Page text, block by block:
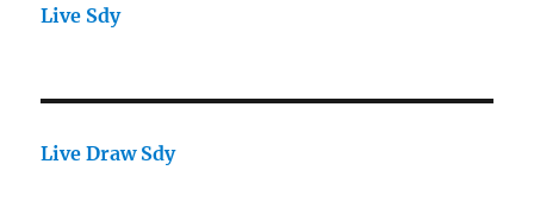
Live Sdy
Live Draw Sdy